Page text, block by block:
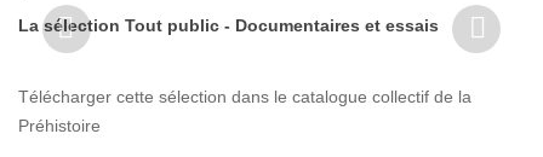
La sélection Tout public - Documentaires et essais
Télécharger cette sélection dans le catalogue collectif de la
Préhistoire